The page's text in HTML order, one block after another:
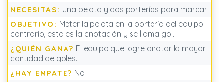
NECESITAS: Una pelota y dos porterías para marcar.
OBJETIVO: Meter la pelota en la portería del equipo
contrario, esta es la anotación y se llama gol.
¿QUIÉN GANA? El equipo que logre anotar la mayor
cantidad de goles.
¿HAY EMPATE? No